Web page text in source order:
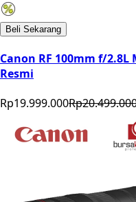
Beli Sekarang
Canon RF 100mm f/2.8L
Resmi
Rp19.999.000